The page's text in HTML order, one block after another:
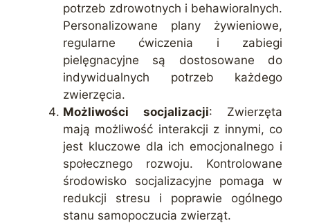
potrzeb zdrowotnych i behawioralnych.
Personalizowane plany żywieniowe,
regularne ćwiczenia i zabiegi
pielęgnacyjne są dostosowane do
indywidualnych potrzeb każdego
zwierzęcia.
Możliwości socjalizacji: Zwierzęta
mają możliwość interakcji z innymi, co
jest kluczowe dla ich emocjonalnego i
społecznego rozwoju. Kontrolowane
środowisko socjalizacyjne pomaga w
redukcji stresu i poprawie ogólnego
stanu samopoczucia zwierząt.